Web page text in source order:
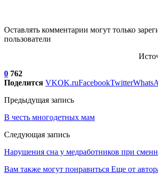
Оставлять комментарии могут только
пользователи
0 762
Поделится VKOK.ruFacebookTwitter
Предыдущая запись
В честь многодетных мам
Следующая запись
Нарушения сна у медработников при
Вам также могут понравиться Еще от